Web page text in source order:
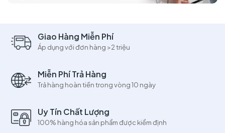
Giao Hàng Miễn Phí
Áp dụng với đơn hàng >2 triệu
Miễn Phí Trả Hàng
Trả hàng hoàn tiền trong vòng 10 ngày
Uy Tín Chất Lượng
100% hàng hóa sản phẩm được kiểm định